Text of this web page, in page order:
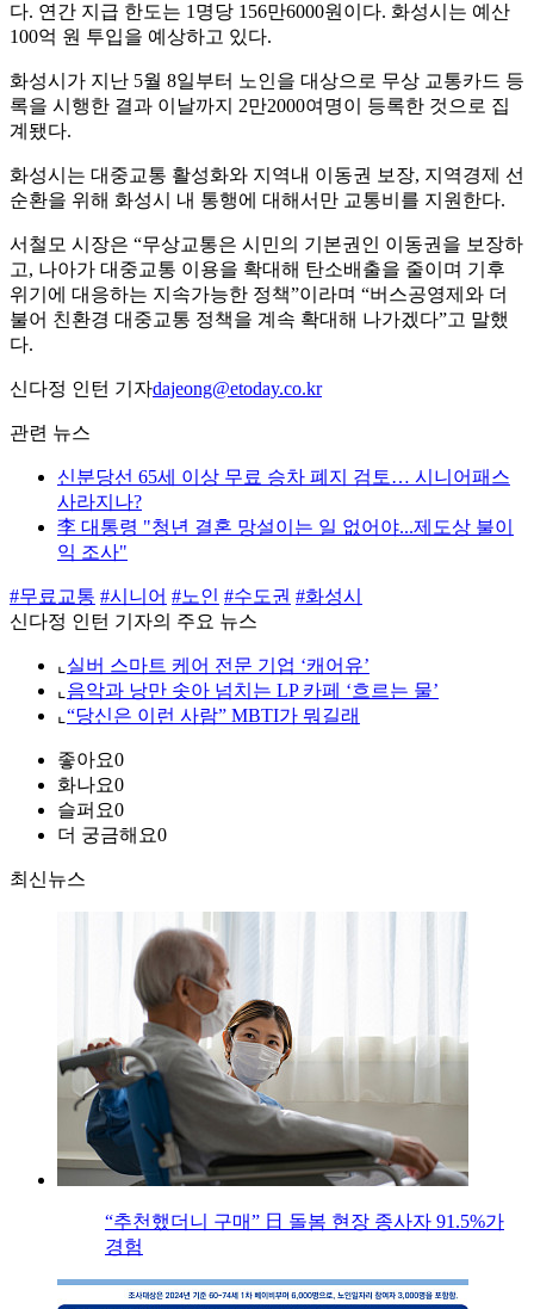
다. 연간 지급 한도는 1명당 156만6000원이다. 화성시는 예산
100억 원 투입을 예상하고 있다.
화성시가 지난 5월 8일부터 노인을 대상으로 무상 교통카드 등
록을 시행한 결과 이날까지 2만2000여명이 등록한 것으로 집
계됐다.
화성시는 대중교통 활성화와 지역내 이동권 보장, 지역경제 선
순환을 위해 화성시 내 통행에 대해서만 교통비를 지원한다.
서철모 시장은 “무상교통은 시민의 기본권인 이동권을 보장하
고, 나아가 대중교통 이용을 확대해 탄소배출을 줄이며 기후
위기에 대응하는 지속가능한 정책”이라며 “버스공영제와 더
불어 친환경 대중교통 정책을 계속 확대해 나가겠다”고 말했
다.
신다정 인턴 기자dajeong@etoday.co.kr
관련 뉴스
신분당선 65세 이상 무료 승차 폐지 검토… 시니어패스
사라지나?
李 대통령 "청년 결혼 망설이는 일 없어야...제도상 불이
익 조사"
#무료교통 #시니어 #노인 #수도권 #화성시
신다정 인턴 기자의 주요 뉴스
⌞ 실버 스마트 케어 전문 기업 ‘캐어유’
⌞ 음악과 낭만 솟아 넘치는 LP 카페 ‘흐르는 물’
⌞ “당신은 이런 사람” MBTI가 뭐길래
좋아요0
화나요0
슬퍼요0
더 궁금해요0
최신뉴스
“추천했더니 구매” 日 돌봄 현장 종사자 91.5%가
경험